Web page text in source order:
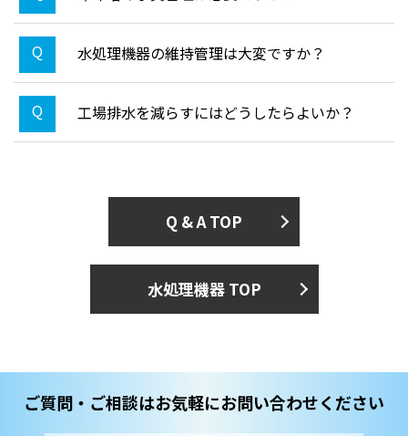
水処理機器の維持管理は大変ですか？
工場排水を減らすにはどうしたらよいか？
Q & A TOP
水処理機器 TOP
ご質問・ご相談はお気軽にお問い合わせください